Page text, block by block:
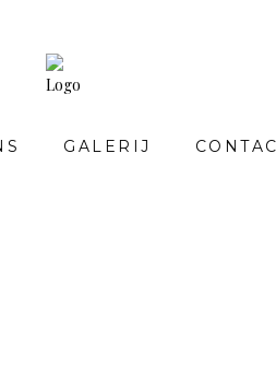
GALERIJ